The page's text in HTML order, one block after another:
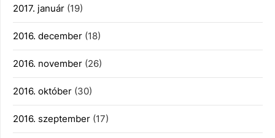
2017. január (19)
2016. december (18)
2016. november (26)
2016. október (30)
2016. szeptember (17)